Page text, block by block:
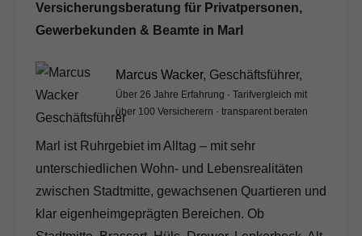
Versicherungsberatung für Privatpersonen,
Gewerbekunden & Beamte in Marl
Marcus Wacker, Geschäftsführer,
Über 26 Jahre Erfahrung · Tarifvergleich mit
über 100 Versicherern · transparent beraten
Marl ist Ruhrgebiet im Alltag – mit sehr
unterschiedlichen Wohn- und Lebensrealitäten
zwischen Stadtmitte, gewachsenen Quartieren und
klar eigenheimgeprägten Bereichen. Ob